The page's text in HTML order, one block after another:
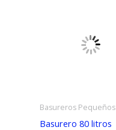
Basureros Pequeños
Basurero 80 litros